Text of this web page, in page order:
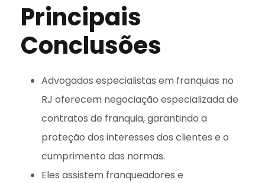
Principais
Conclusões
Advogados especialistas em franquias no
RJ oferecem negociação especializada de
contratos de franquia, garantindo a
proteção dos interesses dos clientes e o
cumprimento das normas.
Eles assistem franqueadores e